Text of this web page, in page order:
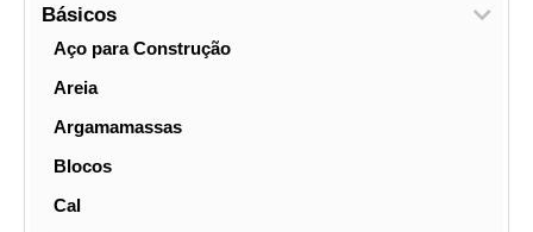
Básicos
Aço para Construção
Areia
Argamamassas
Blocos
Cal